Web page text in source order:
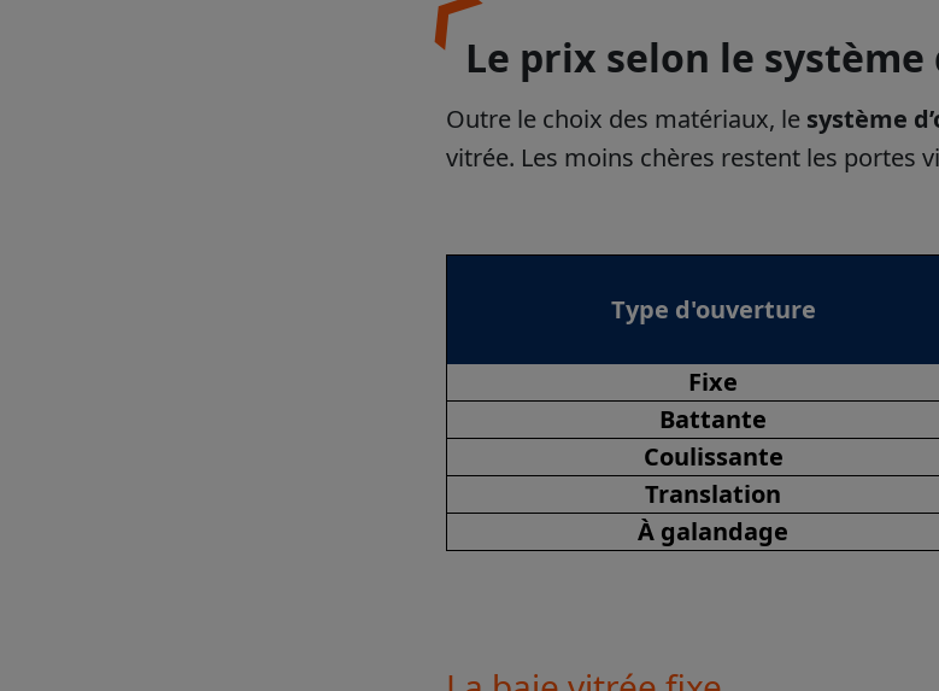
Le prix selon le système
Outre le choix des matériaux, le système
vitrée. Les moins chères restent les portes
Type d'ouverture
Fixe
Battante
Coulissante
Translation
À galandage